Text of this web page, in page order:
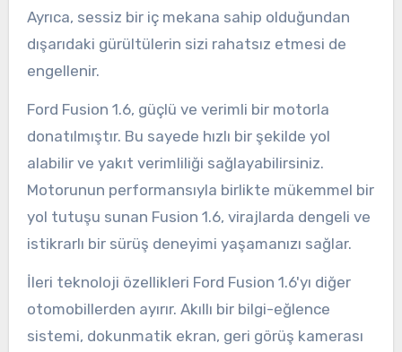
Ayrıca, sessiz bir iç mekana sahip olduğundan
dışarıdaki gürültülerin sizi rahatsız etmesi de
engellenir.
Ford Fusion 1.6, güçlü ve verimli bir motorla
donatılmıştır. Bu sayede hızlı bir şekilde yol
alabilir ve yakıt verimliliği sağlayabilirsiniz.
Motorunun performansıyla birlikte mükemmel bir
yol tutuşu sunan Fusion 1.6, virajlarda dengeli ve
istikrarlı bir sürüş deneyimi yaşamanızı sağlar.
İleri teknoloji özellikleri Ford Fusion 1.6'yı diğer
otomobillerden ayırır. Akıllı bir bilgi-eğlence
sistemi, dokunmatik ekran, geri görüş kamerası